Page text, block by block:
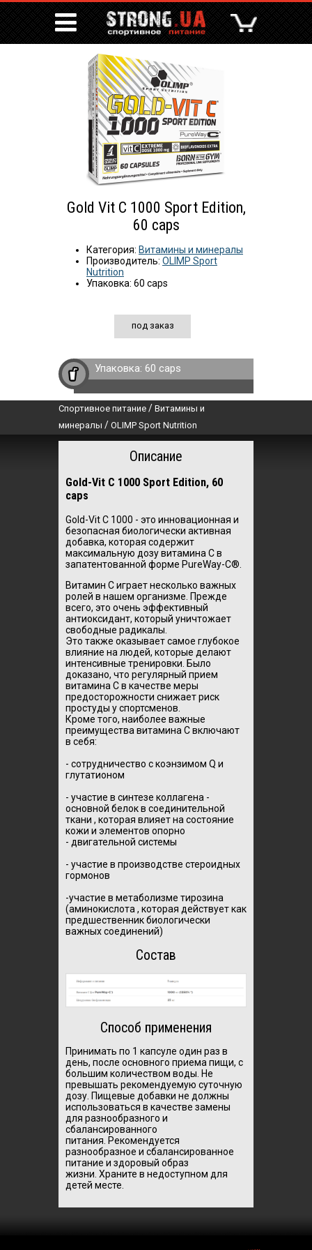
Gold Vit C 1000 Sport Edition,
60 caps
Категория: Витамины и минералы
Производитель: OLIMP Sport
Nutrition
Упаковка: 60 caps
под заказ
Упаковка: 60 caps
Спортивное питание / Витамины и
минералы / OLIMP Sport Nutrition
Описание
Gold-Vit C 1000 Sport Edition, 60
caps
Gold-Vit C 1000 - это инновационная и
безопасная биологически активная
добавка, которая содержит
максимальную дозу витамина C в
запатентованной форме PureWay-C®.
Витамин С играет несколько важных
ролей в нашем организме. Прежде
всего, это очень эффективный
антиоксидант, который уничтожает
свободные радикалы.
Это также оказывает самое глубокое
влияние на людей, которые делают
интенсивные тренировки. Было
доказано, что регулярный прием
витамина С в качестве меры
предосторожности снижает риск
простуды у спортсменов.
Кроме того, наиболее важные
преимущества витамина С включают
в себя:
- сотрудничество с коэнзимом Q и
глутатионом
- участие в синтезе коллагена -
основной белок в соединительной
ткани , которая влияет на состояние
кожи и элементов опорно
- двигательной системы
- участие в производстве стероидных
гормонов
-участие в метаболизме тирозина
(аминокислота , которая действует как
предшественник биологически
важных соединений)
Состав
Способ применения
Принимать по 1 капсуле один раз в
день, после основного приема пищи, с
большим количеством воды. Не
превышать рекомендуемую суточную
дозу. Пищевые добавки не должны
использоваться в качестве замены
для разнообразного и
сбалансированного
питания. Рекомендуется
разнообразное и сбалансированное
питание и здоровый образ
жизни. Храните в недоступном для
детей месте.